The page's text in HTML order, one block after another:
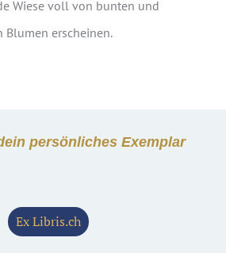
Wiese voll von bunten und
erscheinen.
persönliches Exemplar
Ex Libris.ch